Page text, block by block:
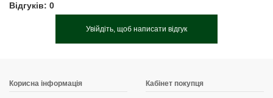
Відгуків: 0
Увійдіть, щоб написати відгук
Корисна інформація Кабінет покупця